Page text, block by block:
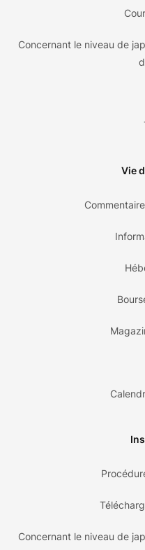
Concernant le niveau de
Vie
Concernant le niveau de